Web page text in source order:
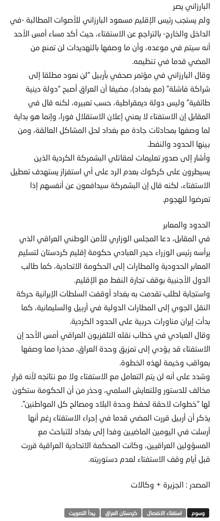
البارزاني يصر
ولم يستجب رئيس الإقليم مسعود البارزاني للأصوات المطالبة -في
الداخل والخارج- بالتراجع عن الاستفتاء، حيث أكد مساء أمس الأحد
أنه سيتم في موعده، وأن ما وصفها بالتهديدات لن تمنع من
المضي قدما في تنظيمه.
وقال البارزاني في مؤتمر صحفي بأربيل “لن نعود مطلقا إلى
شراكة فاشلة” (مع بغداد)، مضيفا أن العراق أصبح “دولة دينية
طائفية” وليس دولة ديمقراطية، حسب تعبيره، لكنه قال في
المقابل إن الاستفتاء لا يعني إعلان الاستقلال فورا، وإنما هو بداية
لما وصفها بمحادثات جادة مع بغداد لحل المشاكل العالقة، ومن
بينها الحدود والنفط.
وأشار إلى صدور تعليمات لمقاتلي البشمركة الكردية الذين
يسيطرون على كركوك بعدم الرد على أي استفزاز يستهدف تعطيل
الاستفتاء، لكنه قال إن البشمركة سيدافعون عن أنفسهم إذا
تعرضوا للهجوم.
الحدود والمعابر
في المقابل، دعا المجلس الوزاري للأمن الوطني العراقي الذي
يرأسه رئيس الوزراء حيدر العبادي حكومة إقليم كردستان لتسليم
المعابر الحدودية والمطارات إلى الحكومة الاتحادية، كما طالب
الدول الأجنبية بوقف تجارة النفط مع الإقليم.
واستجابة لطلب تقدمت به بغداد أوقفت السلطات الإيرانية حركة
النقل الجوي إلى المطارات الدولية في أربيل والسليمانية، كما
بدأت إيران مناورات حربية على الحدود الكردية.
وقال العبادي في خطاب نقله التلفزيون العراقي أمس الأحد إن
الاستفتاء قد يؤدي إلى تمزيق وحدة العراق، محذرا مما وصفها
بعواقب وخيمة لهذه الخطوة.
وشدد على أنه لن يتم التعامل مع الاستفتاء ولا مع نتائجه لأنه قرار
مخالف للدستور وللتعايش السلمي، وحذر من أن الحكومة ستكون
لها “خطوات لاحقة لحفظ وحدة البلاد ومصالح كل المواطنين”.
يذكر أن أربيل قررت المضي قدما في إجراء الاستفتاء رغم أنها
أرسلت في اليومين الماضيين وفدا إلى بغداد للتباحث مع
المسؤولين العراقيين، وكانت المحكمة الاتحادية العراقية قررت
قبل أيام وقف الاستفتاء لعدم دستوريته.
المصدر : الجزيرة + وكالات
استفتاء الانفصال كردستان العراق يبدأ التصويت